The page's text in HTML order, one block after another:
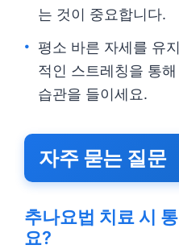
는 것이 중요합니다.
평소 바른 자세를 유
적인 스트레칭을 통
습관을 들이세요.
자주 묻는 질문
추나요법 치료 시
요?